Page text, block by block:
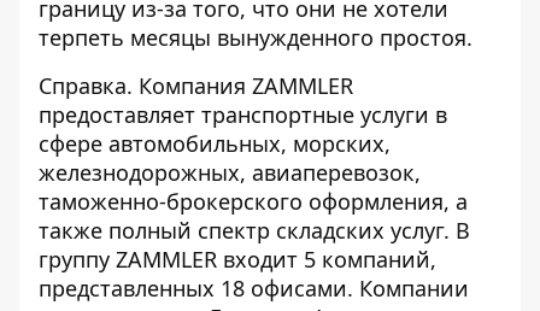
границу из-за того, что они не хотели
терпеть месяцы вынужденного простоя.
Справка. Компания ZAMMLER
предоставляет транспортные услуги в
сфере автомобильных, морских,
железнодорожных, авиаперевозок,
таможенно-брокерского оформления, а
также полный спектр складских услуг. В
группу ZAMMLER входит 5 компаний,
представленных 18 офисами. Компании